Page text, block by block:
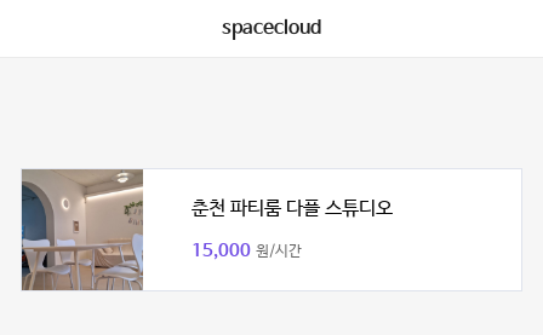
spacecloud
춘천 파티룸 다플 스튜디오
15,000 원/시간